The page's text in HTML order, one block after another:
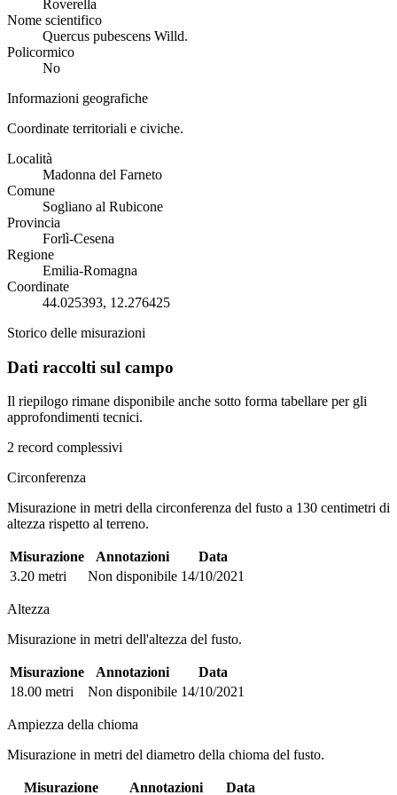
Roverella
Nome scientifico
Quercus pubescens Willd.
Policormico
No
Informazioni geografiche
Coordinate territoriali e civiche.
Località
Madonna del Farneto
Comune
Sogliano al Rubicone
Provincia
Forlì-Cesena
Regione
Emilia-Romagna
Coordinate
44.025393, 12.276425
Storico delle misurazioni
Dati raccolti sul campo
Il riepilogo rimane disponibile anche sotto forma tabellare per gli
approfondimenti tecnici.
2 record complessivi
Circonferenza
Misurazione in metri della circonferenza del fusto a 130 centimetri di
altezza rispetto al terreno.
Misurazione Annotazioni
Data
3.20 metri
Non disponibile 14/10/2021
Altezza
Misurazione in metri dell'altezza del fusto.
Misurazione Annotazioni
Data
18.00 metri
Non disponibile 14/10/2021
Ampiezza della chioma
Misurazione in metri del diametro della chioma del fusto.
Misurazione Annotazioni
Data